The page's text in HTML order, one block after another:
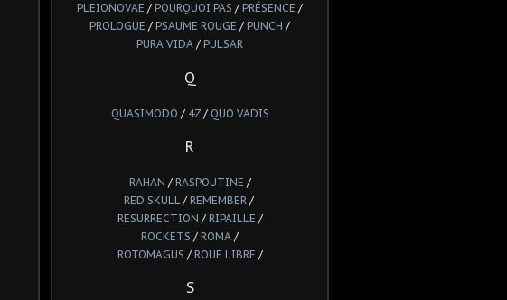
PLEIONOVAE / POURQUOI PAS / PRÉSENCE /
PROLOGUE / PSAUME ROUGE / PUNCH /
PURA VIDA / PULSAR
Q
QUASIMODO / 4Z/ QUO VADIS
R
RAHAN / RASPOUTINE /
RED SKULL/ REMEMBER/
RESURRECTION / RIPAILLE /
ROCKETS / ROMA /
ROTOMAGUS / ROUE LIBRE /
S